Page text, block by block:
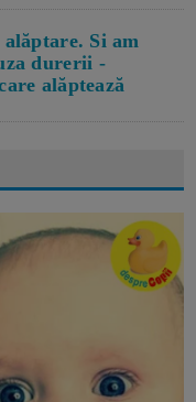
Si am
durerii -
alăptează